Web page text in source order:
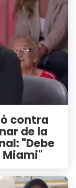
contra
de la
"Debe
Miami"